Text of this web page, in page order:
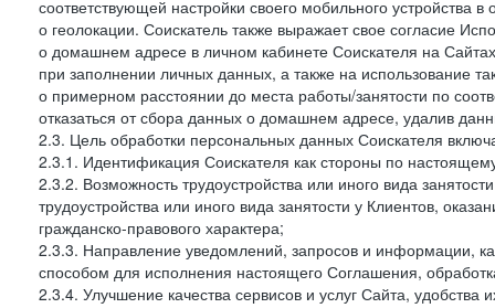
соответствующей настройки своего мобильного устройства
о геолокации. Соискатель также выражает свое согласие
о домашнем адресе в личном кабинете Соискателя на
при заполнении личных данных, а также на использование
о примерном расстоянии до места работы/занятости по
отказаться от сбора данных о домашнем адресе, удалив
2.3. Цель обработки персональных данных Соискателя
2.3.1. Идентификация Соискателя как стороны по
2.3.2. Возможность трудоустройства или иного вида
трудоустройства или иного вида занятости у Клиентов,
гражданско-правового характера;
2.3.3. Направление уведомлений, запросов и информации,
способом для исполнения настоящего Соглашения,
2.3.4. Улучшение качества сервисов и услуг Сайта, удобства